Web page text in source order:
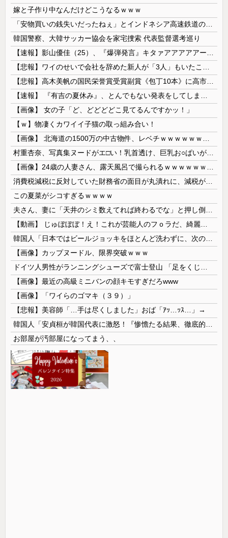
嫁と子作り中なんだけどこうなるｗｗｗ
韓国警察、大韓サッカー協会を家宅捜索 代表監督選考巡り
【画像】 女の子「ど、どどどどこ見てるんですかッ！」
【ｗ】物凄くカワイイ子猫の取っ組み合い！
この夏菜がシコすぎるｗｗｗｗ
【画像】カップヌードル、限界突破ｗｗｗ
【画像】最近の高級ミニバンの顔キモすぎだろwww
【画像】「ワイらのゴマキ（３９）」
【悲報】美容師「…手は尽くしました」おば「ｱｯ…ｯｽ…」→
お部屋が汚部屋になってまう、、